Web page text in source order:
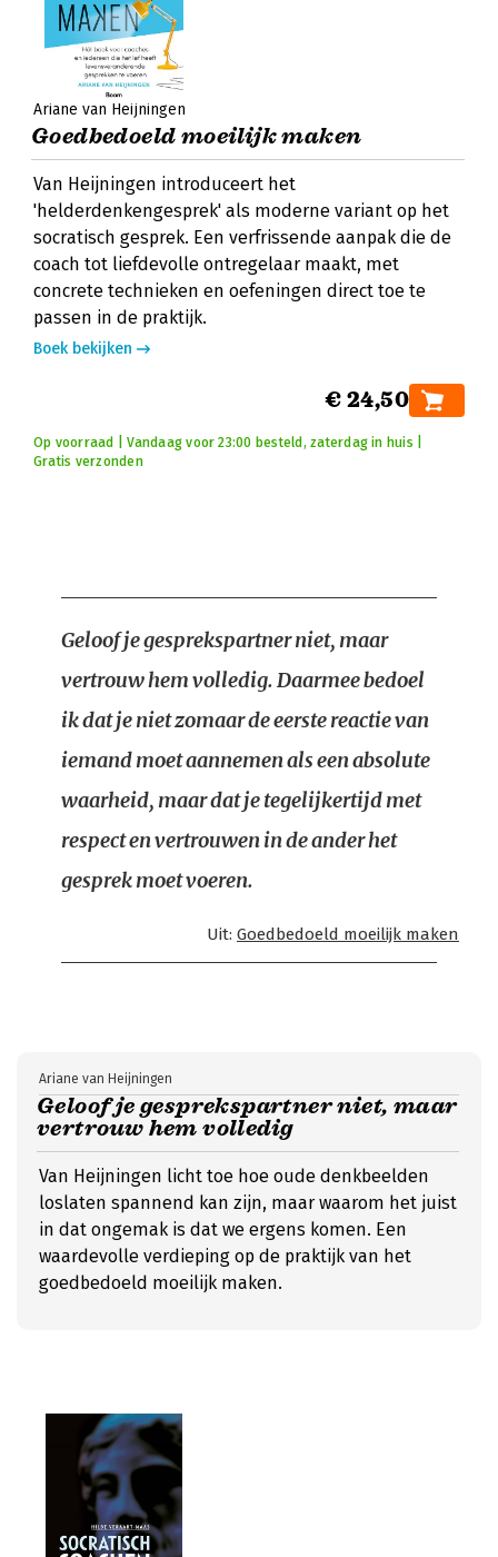
Ariane van Heijningen
Goedbedoeld moeilijk maken
Van Heijningen introduceert het
'helderdenkengesprek' als moderne variant op het
socratisch gesprek. Een verfrissende aanpak die de
coach tot liefdevolle ontregelaar maakt, met
concrete technieken en oefeningen direct toe te
passen in de praktijk.
Boek bekijken
€ 24,50
Op voorraad | Vandaag voor 23:00 besteld, zaterdag in huis |
Gratis verzonden
Geloof je gesprekspartner niet, maar
vertrouw hem volledig. Daarmee bedoel
ik dat je niet zomaar de eerste reactie van
iemand moet aannemen als een absolute
waarheid, maar dat je tegelijkertijd met
respect en vertrouwen in de ander het
gesprek moet voeren.
Uit: Goedbedoeld moeilijk maken
Geloof je gesprekspartner niet, maar
vertrouw hem volledig
Ariane van Heijningen
Van Heijningen licht toe hoe oude denkbeelden
loslaten spannend kan zijn, maar waarom het juist
in dat ongemak is dat we ergens komen. Een
waardevolle verdieping op de praktijk van het
goedbedoeld moeilijk maken.